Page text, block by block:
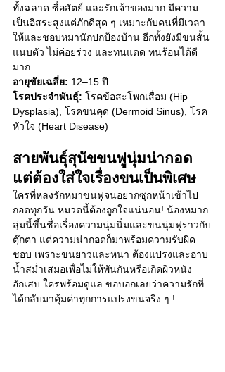
ทั้งฉลาด ซื่อสัตย์ และรักเจ้าของมาก มีความ
เป็นอิสระสูงแต่ภักดีสุด ๆ เหมาะกับคนที่มีเวลา
ให้และชอบหมานักปกป้องบ้าน อีกทั้งยังมีขนสั้น
แนบตัว ไม่ค่อยร่วง และทนแดด ทนร้อนได้ดี
มาก
อายุขัยเฉลี่ย: 12–15 ปี
โรคประจำพันธุ์: โรคข้อสะโพกเสื่อม (Hip
Dysplasia), โรคขนคุด (Dermoid Sinus), โรค
หัวใจ (Heart Disease)
สายพันธุ์สุนัขขนฟูนุ่มน่ากอด
แต่ต้องใส่ใจเรื่องขนเป็นพิเศษ
ใครที่หลงรักหมาขนฟูจนอยากซุกหน้าเข้าไป
กอดทุกวัน หมวดนี้ต้องถูกใจแน่นอน! น้องหมาก
ลุ่มนี้ขึ้นชื่อเรื่องความนุ่มนิ่มและขนนุ่มฟูราวกับ
ตุ๊กตา แต่ความน่ากอดก็มาพร้อมความรับผิด
ชอบ เพราะขนยาวและหนา ต้องแปรงและอาบ
น้ำสม่ำเสมอเพื่อไม่ให้พันกันหรือเกิดผิวหนัง
อักเสบ ใครพร้อมดูแล ขอบอกเลยว่าความรักที่
ได้กลับมาคุ้มค่าทุกการแปรงขนจริง ๆ !